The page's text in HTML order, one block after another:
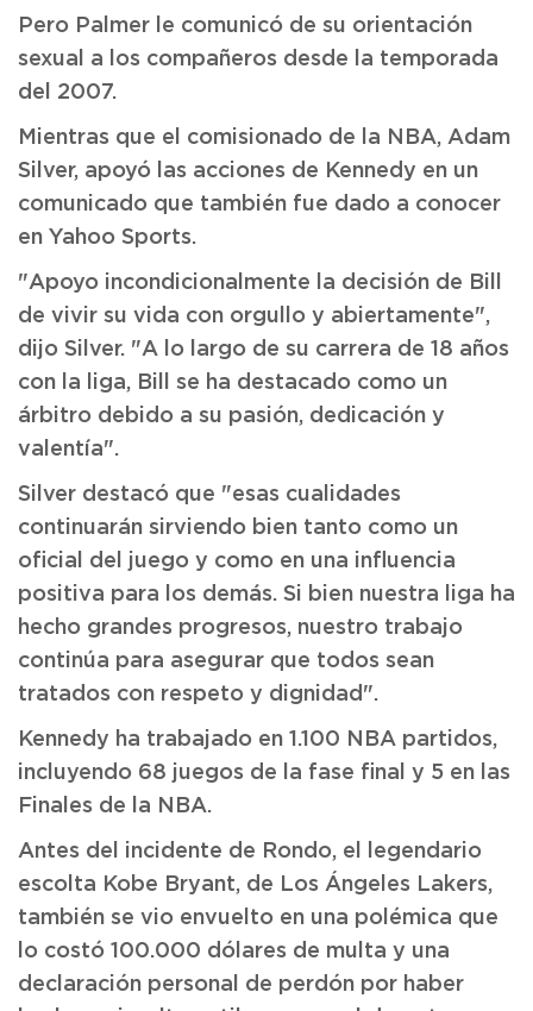
Pero Palmer le comunicó de su orientación
sexual a los compañeros desde la temporada
del 2007.
Mientras que el comisionado de la NBA, Adam
Silver, apoyó las acciones de Kennedy en un
comunicado que también fue dado a conocer
en Yahoo Sports.
"Apoyo incondicionalmente la decisión de Bill
de vivir su vida con orgullo y abiertamente",
dijo Silver. "A lo largo de su carrera de 18 años
con la liga, Bill se ha destacado como un
árbitro debido a su pasión, dedicación y
valentía".
Silver destacó que "esas cualidades
continuarán sirviendo bien tanto como un
oficial del juego y como en una influencia
positiva para los demás. Si bien nuestra liga ha
hecho grandes progresos, nuestro trabajo
continúa para asegurar que todos sean
tratados con respeto y dignidad".
Kennedy ha trabajado en 1.100 NBA partidos,
incluyendo 68 juegos de la fase final y 5 en las
Finales de la NBA.
Antes del incidente de Rondo, el legendario
escolta Kobe Bryant, de Los Ángeles Lakers,
también se vio envuelto en una polémica que
lo costó 100.000 dólares de multa y una
declaración personal de perdón por haber